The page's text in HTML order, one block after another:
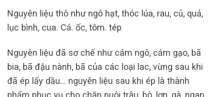
Nguyên liệu thô như ngô hạt, thóc lúa, rau, củ, quả,
lục bình, cua. Cá. ốc, tôm. tép
Nguyên liệu đã sơ chế như cám ngô, cám gạo, bã
bia, bã đậu nành, bã của các loại lac, vừng sau khi
đã ép lấy dầu… nguyên liệu sau khi ép là thành
phẩm phục vụ cho chăn nuôi trâu, bò, lợn, gà, ngan,